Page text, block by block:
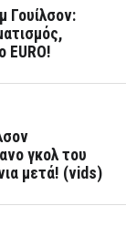
Γουίλσον:
EURO!
γκολ του
μετά! (vids)